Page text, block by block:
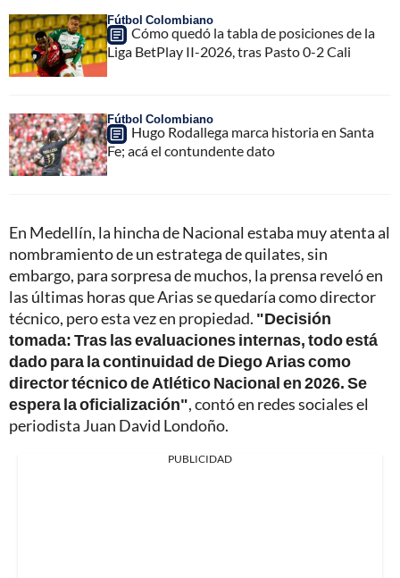
Fútbol Colombiano
Cómo quedó la tabla de posiciones de la
Liga BetPlay II-2026, tras Pasto 0-2 Cali
Fútbol Colombiano
Hugo Rodallega marca historia en Santa
Fe; acá el contundente dato
En Medellín, la hincha de Nacional estaba muy atenta al
nombramiento de un estratega de quilates, sin
embargo, para sorpresa de muchos, la prensa reveló en
las últimas horas que Arias se quedaría como director
técnico, pero esta vez en propiedad. "Decisión
tomada: Tras las evaluaciones internas, todo está
dado para la continuidad de Diego Arias como
director técnico de Atlético Nacional en 2026. Se
espera la oficialización", contó en redes sociales el
periodista Juan David Londoño.
PUBLICIDAD